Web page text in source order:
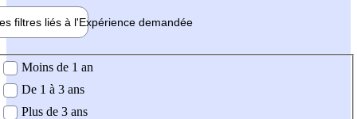
filtres liés à l'Expérience demandée
demandée
Moins de 1 an
De 1 à 3 ans
Plus de 3 ans